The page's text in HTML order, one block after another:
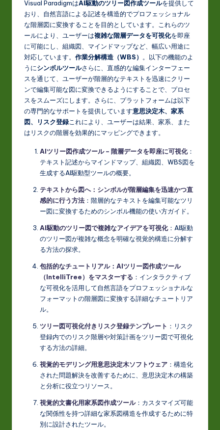
Visual ParadigmはAI駆動のツリー図作成ツールを提供して
おり、自然言語による記述を構造的でプロフェッショナル
な階層図に変換することを目的としています。これらのツ
ールにより、ユーザーは複雑な階層データを可視化を即座
に可能にし、組織図、マインドマップなど、幅広い用途に
対応しています。 作業分解構造（WBS）
。以下の機能のよ
うにシンボルツールさらに、直感的な編集インターフェー
スを通じて、ユーザーが階層的なテキストを迅速にクリー
ンで編集可能な図に変換できるようにすることで、プロセ
スをスムーズにします。さらに、プラットフォームは以下
の専門的なサポートを提供しています意思決定木、家系
図、リスク登録これにより、ユーザーは結果、家系、また
はリスクの階層を効果的にマッピングできます。
AIツリー図作成ツール – 階層データを即座に可視化：
テキスト記述からマインドマップ、組織図、WBS図を
生成するAI駆動型ツールの概要。
テキストから図へ：シンボルが階層編集を迅速かつ直
感的に行う方法 ：階層的なテキストを編集可能なツリ
ー図に変換するためのシンボル機能の使い方ガイド。
AI駆動のツリー図で複雑なアイデアを可視化：AI駆動
のツリー図が複雑な概念を明確な視覚的構造に分解す
る方法の探求。
包括的なチュートリアル：AIツリー図作成ツール
（IntelliTree）をマスターする ：インタラクティブ
な可視化を活用して自然言語をプロフェッショナルな
フォーマットの階層図に変換する詳細なチュートリア
ル。
ツリー図可視化付きリスク登録テンプレート ：リスク
登録内でのリスク階層や対策計画をツリー図で可視化
する方法の詳細。
視覚的モデリング用意思決定木ソフトウェア ：構造化
された問題解決を改善するために、意思決定木の構築
と分析に役立つリソース。
視覚的文書化用家系図作成ツール：カスタマイズ可能
な関係性を持つ詳細な家系図構造を作成するために特
別に設計されたツール。